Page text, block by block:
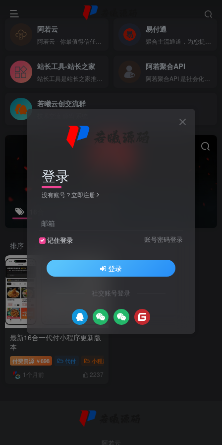
阿若云 易付通
站长工具-站长之家 阿若聚合API
若曦云创交流群
排序 更新 浏览
最新16合一代付小程序更新版
本
付费资源 ￥698 代付 小程序源码
1个月前 2237
阿若云
登录
没有账号？立即注册
邮箱
记住登录 账号密码登录
登录
社交账号登录